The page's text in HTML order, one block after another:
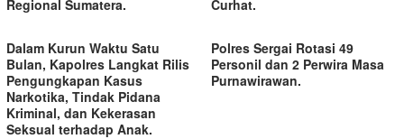
Regional Sumatera.
Curhat.
Dalam Kurun Waktu Satu
Bulan, Kapolres Langkat Rilis
Pengungkapan Kasus
Narkotika, Tindak Pidana
Kriminal, dan Kekerasan
Seksual terhadap Anak.
Polres Sergai Rotasi 49
Personil dan 2 Perwira Masa
Purnawirawan.